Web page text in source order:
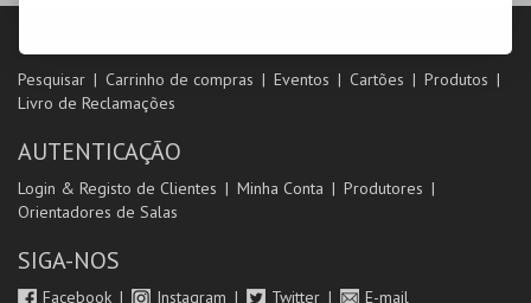
LOJA
Pesquisar Carrinho de compras Eventos Cartões
Produtos
Livro de Reclamações
AUTENTICAÇÃO
Login & Registo de Clientes Minha Conta
Produtores
Orientadores de Salas
SIGA-NOS
Facebook Instagram Twitter E-mail